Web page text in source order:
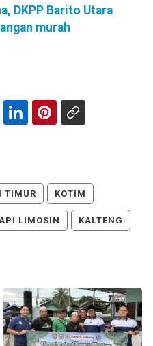
DKPP Barito Utara
murah
TIMUR KOTIM
LIMOSIN KALTENG